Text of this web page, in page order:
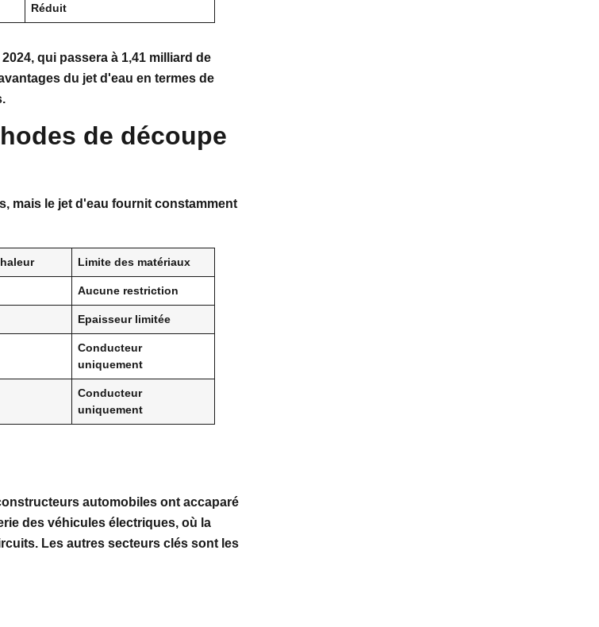
Réduit
qui passera à 1,41 milliard de
du jet d'eau en termes de
de découpe
mais le jet d'eau fournit constamment
Limite des matériaux
Aucune restriction
Epaisseur limitée
Conducteur
uniquement
Conducteur
uniquement
automobiles ont accaparé
des véhicules électriques, où la
Les autres secteurs clés sont les